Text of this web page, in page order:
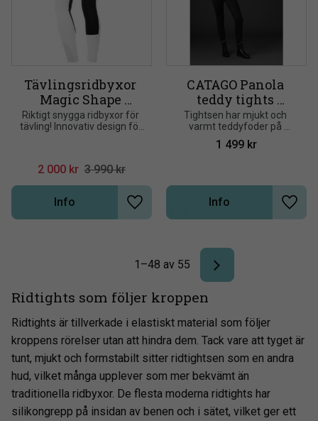
Tävlingsridbyxor
Magic Shape
silicon Top Reiter
Riktigt snygga ridbyxor för
tävling! Innovativ design för
softshell från Schoell
2 000 kr 3 990kr
Lägg till i önskelista
Info
CATAGO Panola
teddy tights
helskodda
Tightsen har mjukt och
varmt teddyfoder på
insidan
1 499 kr
Lägg
Info
1–48 av 55
Ridtights som följer kroppen
Ridtights är tillverkade i elastiskt material som följer
kroppens rörelser utan att hindra dem. Tack vare att tyget är
tunt, mjukt och formstabilt sitter ridtightsen som en andra
hud, vilket många upplever som mer bekvämt än
traditionella ridbyxor. De flesta moderna ridtights har
silikongrepp på insidan av benen och i sätet, vilket ger ett